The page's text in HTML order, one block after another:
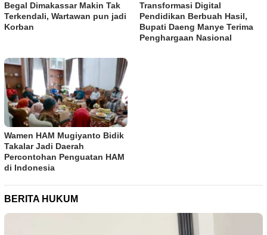
Begal Dimakassar Makin Tak
Terkendali, Wartawan pun jadi
Korban
Transformasi Digital
Pendidikan Berbuah Hasil,
Bupati Daeng Manye Terima
Penghargaan Nasional
Wamen HAM Mugiyanto Bidik
Takalar Jadi Daerah
Percontohan Penguatan HAM
di Indonesia
BERITA HUKUM